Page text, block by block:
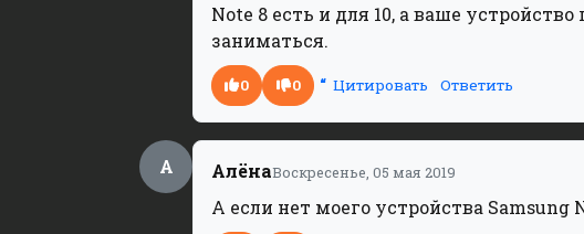
Note 8 есть и для 10, а ваше
заниматься.
0 0 Цитировать Ответить
А АлёнаВоскресенье, 05 мая 2019
А если нет моего устройства Samsung